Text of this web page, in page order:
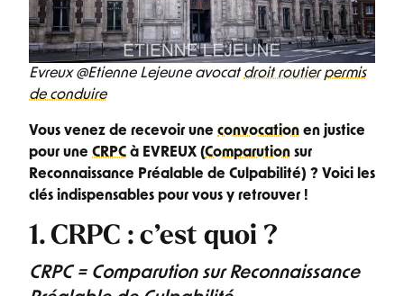
Evreux @Etienne Lejeune avocat droit routier permis
de conduire
Vous venez de recevoir une convocation en justice
pour une CRPC à EVREUX (Comparution sur
Reconnaissance Préalable de Culpabilité) ? Voici les
clés indispensables pour vous y retrouver !
1. CRPC : c’est quoi ?
CRPC = Comparution sur Reconnaissance